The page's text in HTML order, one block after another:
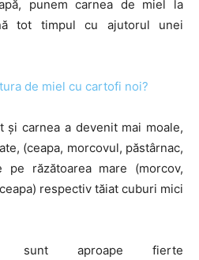
punem carnea de miel la
tot timpul cu ajutorul unei
de miel cu cartofi noi?
și carnea a devenit mai moale,
(ceapa, morcovul, păstârnac,
răzătoarea mare (morcov,
respectiv tăiat cuburi mici
sunt aproape fierte